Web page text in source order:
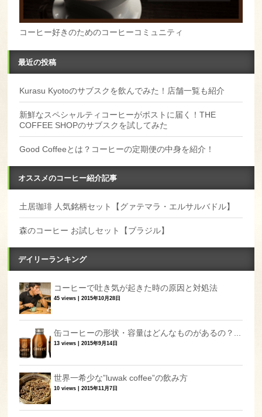
コーヒー好きのためのコーヒーコミュニティ
最近の投稿
Kurasu Kyotoのサブスクを飲んでみた！店舗一覧も紹介
新鮮なスペシャルティコーヒーがポストに届く！THE
COFFEE SHOPのサブスクを試してみた
Good Coffeeとは？コーヒーの定期便の中身を紹介！
オススメのコーヒー紹介記事
土居珈琲 人気銘柄セット【グァテマラ・エルサルバドル】
森のコーヒー お試しセット【ブラジル】
デイリーランキング
コーヒーで吐き気が起きた時の原因と対処法
45 views |2015年10月28日
缶コーヒーの形状・容量はどんなものがあるの？...
13 views |2015年9月14日
世界一希少な”luwak coffee”の飲み方
10 views |2015年11月7日